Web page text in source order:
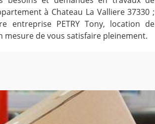
à Chateau La Valliere 37330 ;
entreprise PETRY Tony, location de
mesure de vous satisfaire pleinement.